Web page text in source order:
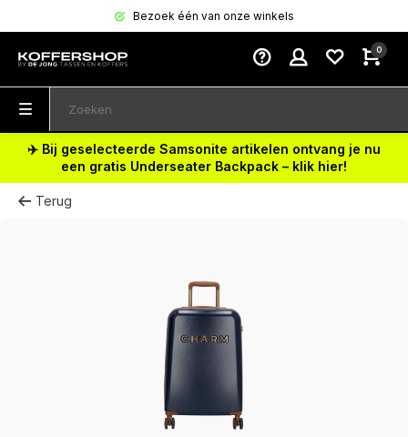
Bezoek één van onze winkels
0
✈️ Bij geselecteerde Samsonite artikelen ontvang je nu
een gratis Underseater Backpack – klik hier!
Terug